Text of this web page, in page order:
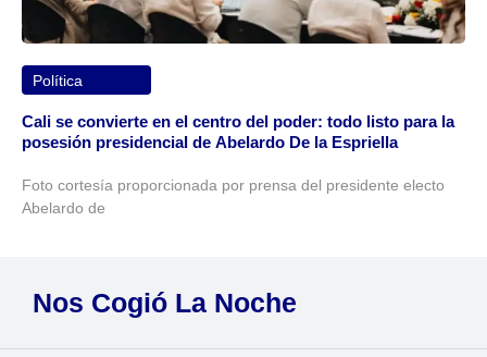
Política
Cali se convierte en el centro del poder: todo listo para la
posesión presidencial de Abelardo De la Espriella
Foto cortesía proporcionada por prensa del presidente electo
Abelardo de
Nos Cogió La Noche